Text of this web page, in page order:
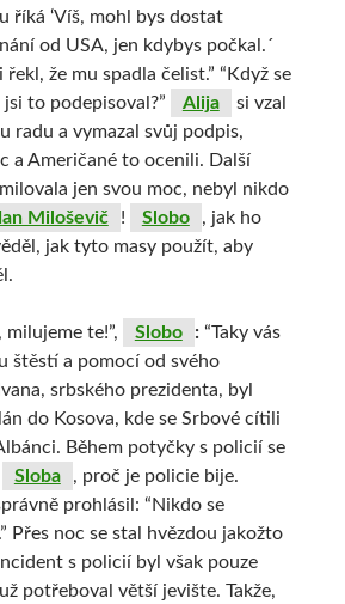
říká ‘Víš, mohl bys dostat
od USA, jen kdybys počkal.´
že mu spadla čelist.” “Když se
to podepisoval?”
Alija
si vzal
radu a vymazal svůj podpis,
a Američané to ocenili. Další
jen svou moc, nebyl nikdo
Miloševič ! Slobo
, jak ho
jak tyto masy použít, aby
, milujeme te!”, Slobo :“Taky vás
štěstí a pomocí od svého
srbského prezidenta, byl
do Kosova, kde se Srbové cítili
Během potyčky s policií se
Sloba
, proč je policie bije.
prohlásil: “Nikdo se
Přes noc se stal hvězdou jakožto
s policií byl však pouze
potřeboval větší jevište. Takže,